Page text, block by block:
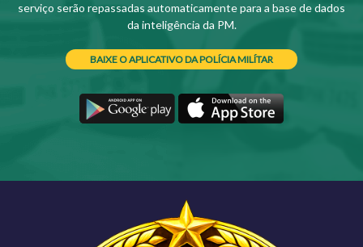
serviço serão repassadas automaticamente para a base de dados
da inteligência da PM.
BAIXE O APLICATIVO DA POLÍCIA MILÍTAR